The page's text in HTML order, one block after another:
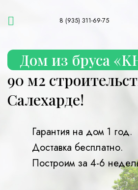
8 (935) 311-69-75
Дом из бруса
90 м2
Салехарде!
Гарантия на дом 1 год.
Доставка бесплатно.
Построим за 4-6